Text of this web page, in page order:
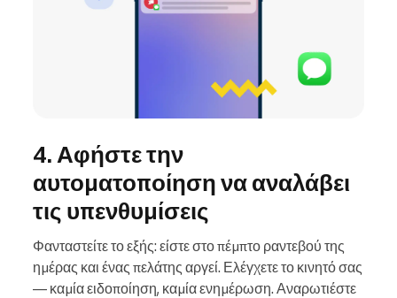
4. Αφήστε την
αυτοματοποίηση να αναλάβει
τις υπενθυμίσεις
Φανταστείτε το εξής: είστε στο πέμπτο ραντεβού της
ημέρας και ένας πελάτης αργεί. Ελέγχετε το κινητό σας
— καμία ειδοποίηση, καμία ενημέρωση. Αναρωτιέστε